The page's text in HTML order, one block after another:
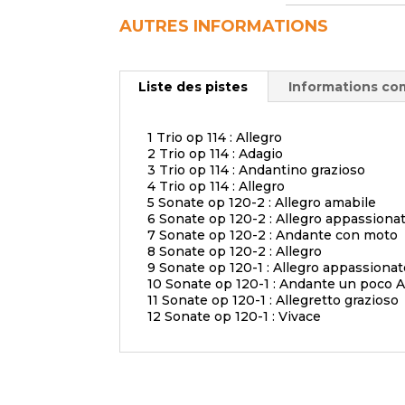
AUTRES INFORMATIONS
Liste des pistes Informations
1 Trio op 114 : Allegro
2 Trio op 114 : Adagio
3 Trio op 114 : Andantino grazioso
4 Trio op 114 : Allegro
5 Sonate op 120-2 : Allegro amabile
6 Sonate op 120-2 : Allegro
7 Sonate op 120-2 : Andante con moto
8 Sonate op 120-2 : Allegro
9 Sonate op 120-1 : Allegro
10 Sonate op 120-1 : Andante un poco
11 Sonate op 120-1 : Allegretto grazioso
12 Sonate op 120-1 : Vivace